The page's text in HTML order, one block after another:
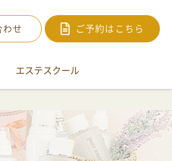
せ ご予約はこちら
エステスクール